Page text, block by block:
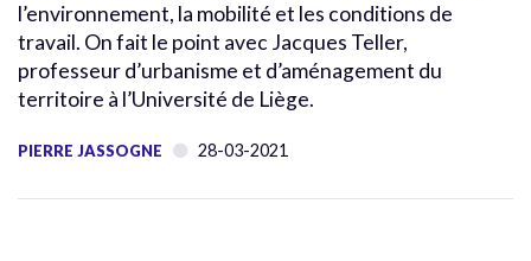
l’environnement, la mobilité et les conditions de
travail. On fait le point avec Jacques Teller,
professeur d’urbanisme et d’aménagement du
territoire à l’Université de Liège.
PIERRE JASSOGNE 28-03-2021